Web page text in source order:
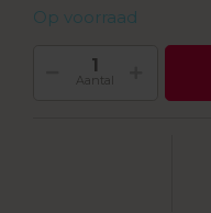
Op voorraad
Aantal